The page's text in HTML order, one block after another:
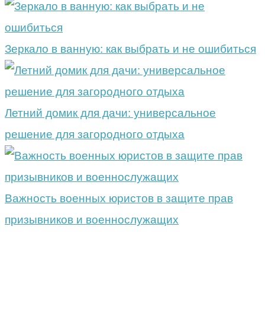
Зеркало в ванную: как выбрать и не ошибиться
Летний домик для дачи: универсальное
решение для загородного отдыха
Важность военных юристов в защите прав
призывников и военнослужащих